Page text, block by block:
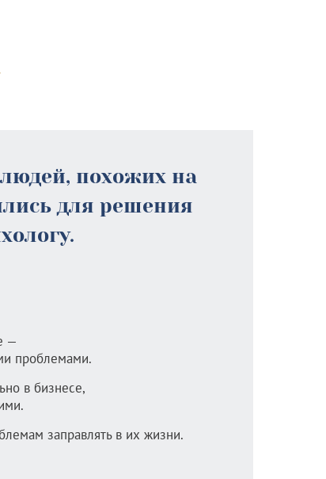
похожих на
для решения
—
проблемами.
в бизнесе,
заправлять в их жизни.